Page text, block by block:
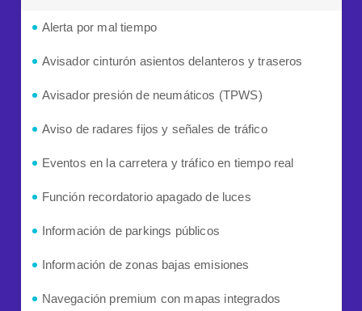
Alerta por mal tiempo
Avisador cinturón asientos delanteros y traseros
Avisador presión de neumáticos (TPWS)
Aviso de radares fijos y señales de tráfico
Eventos en la carretera y tráfico en tiempo real
Función recordatorio apagado de luces
Información de parkings públicos
Información de zonas bajas emisiones
Navegación premium con mapas integrados